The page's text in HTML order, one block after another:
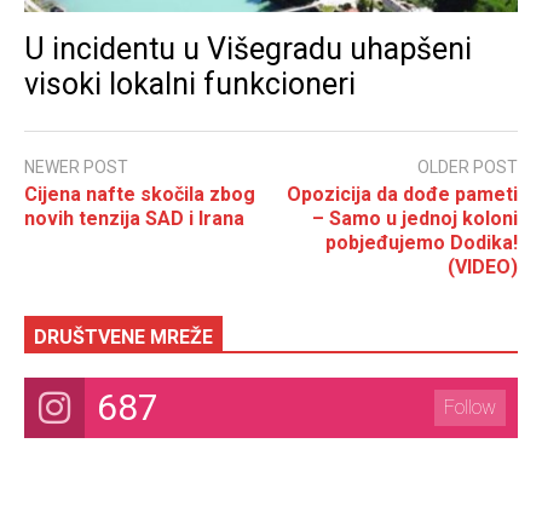
U incidentu u Višegradu uhapšeni
visoki lokalni funkcioneri
NEWER POST
Cijena nafte skočila zbog
novih tenzija SAD i Irana
OLDER POST
Opozicija da dođe pameti
– Samo u jednoj koloni
pobjeđujemo Dodika!
(VIDEO)
DRUŠTVENE MREŽE
687 Follow